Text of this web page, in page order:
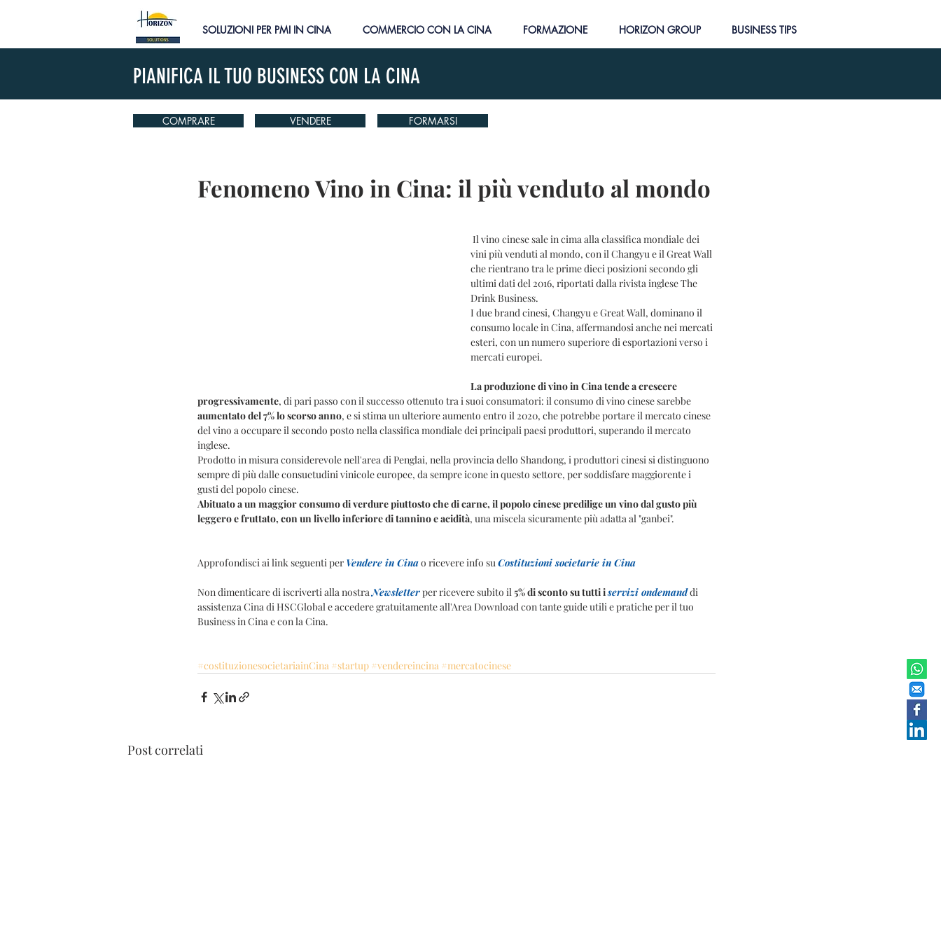
SOLUZIONI PER PMI IN CINA COMMERCIO CON LA CINA FORMAZIONE HORIZON GROUP BUSINESS TIPS
PIANIFICA IL TUO BUSINESS CON LA CINA
COMPRARE VENDERE FORMARSI
Fenomeno Vino in Cina: il più venduto al mondo
vini più venduti al mondo, con il Changyu e il Great Wall
che rientrano tra le prime dieci posizioni secondo gli
ultimi dati del 2016, riportati dalla rivista inglese The
Drink Business.
I due brand cinesi, Changyu e Great Wall, dominano il
consumo locale in Cina, affermandosi anche nei mercati
esteri, con un numero superiore di esportazioni verso i
mercati europei.
La produzione di vino in Cina tende a crescere
progressivamente, di pari passo con il successo ottenuto tra i suoi consumatori: il consumo di vino cinese sarebbe
aumentato del 7% lo scorso anno, e si stima un ulteriore aumento entro il 2020, che potrebbe portare il mercato cinese
del vino a occupare il secondo posto nella classifica mondiale dei principali paesi produttori, superando il mercato
inglese.
Prodotto in misura considerevole nell'area di Penglai, nella provincia dello Shandong, i produttori cinesi si distinguono
sempre di più dalle consuetudini vinicole europee, da sempre icone in questo settore, per soddisfare maggiorente i
gusti del popolo cinese.
Abituato a un maggior consumo di verdure piuttosto che di carne, il popolo cinese predilige un vino dal gusto più
leggero e fruttato, con un livello inferiore di tannino e acidità, una miscela sicuramente più adatta al "ganbei".
Approfondisci ai link seguenti per Vendere in Cina o ricevere info su Costituzioni societarie in Cina
Non dimenticare di iscriverti alla nostra Newsletter per ricevere subito il 5% di sconto su tutti i servizi ondemand di
assistenza Cina di HSCGlobal e accedere gratuitamente all'Area Download con tante guide utili e pratiche per il tuo
Business in Cina e con la Cina.
#costituzionesocietariainCina #startup #vendereincina #mercatocinese
Post correlati